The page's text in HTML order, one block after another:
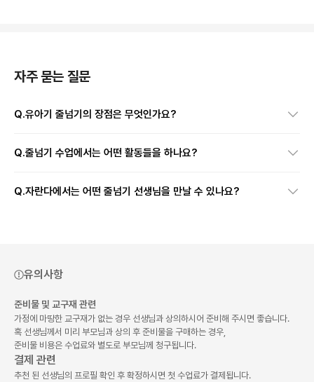
자주 묻는 질문
Q.유아기 줄넘기의 장점은 무엇인가요?
Q.줄넘기 수업에서는 어떤 활동들을 하나요?
Q.자란다에서는 어떤 줄넘기 선생님을 만날 수 있나요?
유의사항
준비물 및 교구재 관련
가정에 마땅한 교구재가 없는 경우 선생님과 상의하시어 준비해 주시면 좋습니다.
혹 선생님께서 미리 부모님과 상의 후 준비물을 구매하는 경우,
준비물 비용은 수업료와 별도로 부모님께 청구됩니다.
결제 관련
추천 된 선생님의 프로필 확인 후 확정하시면 첫 수업료가 결제됩니다.